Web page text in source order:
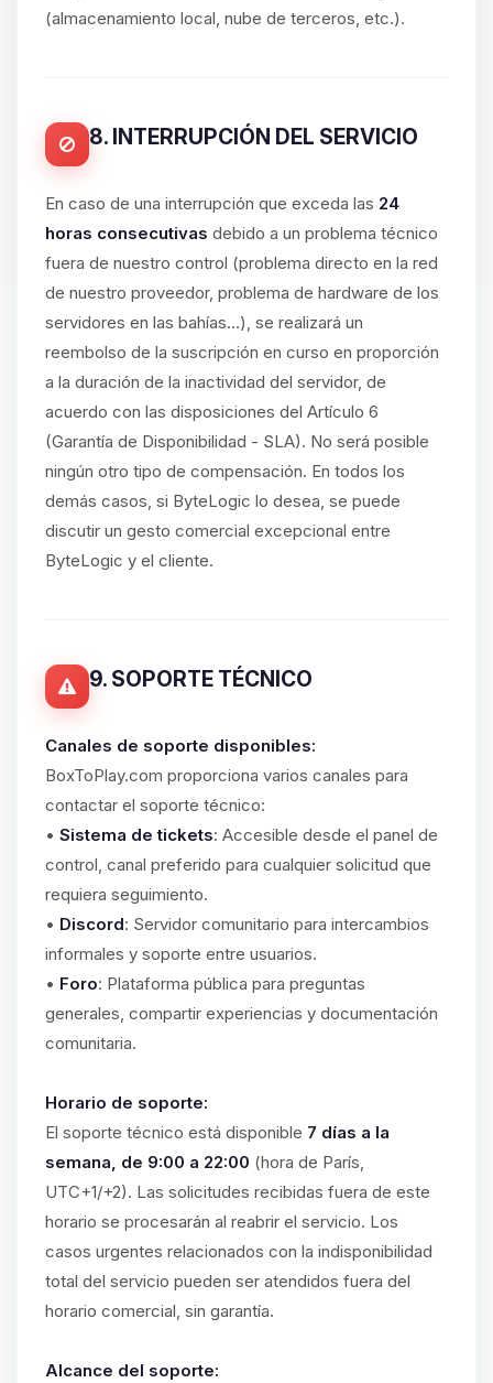
(almacenamiento local, nube de terceros, etc.).
8. INTERRUPCIÓN DEL SERVICIO
En caso de una interrupción que exceda las 24
horas consecutivas debido a un problema técnico
fuera de nuestro control (problema directo en la red
de nuestro proveedor, problema de hardware de los
servidores en las bahías...), se realizará un
reembolso de la suscripción en curso en proporción
a la duración de la inactividad del servidor, de
acuerdo con las disposiciones del Artículo 6
(Garantía de Disponibilidad - SLA). No será posible
ningún otro tipo de compensación. En todos los
demás casos, si ByteLogic lo desea, se puede
discutir un gesto comercial excepcional entre
ByteLogic y el cliente.
9. SOPORTE TÉCNICO
Canales de soporte disponibles:
BoxToPlay.com proporciona varios canales para
contactar el soporte técnico:
• Sistema de tickets: Accesible desde el panel de
control, canal preferido para cualquier solicitud que
requiera seguimiento.
• Discord: Servidor comunitario para intercambios
informales y soporte entre usuarios.
• Foro: Plataforma pública para preguntas
generales, compartir experiencias y documentación
comunitaria.
Horario de soporte:
El soporte técnico está disponible 7 días a la
semana, de 9:00 a 22:00 (hora de París,
UTC+1/+2). Las solicitudes recibidas fuera de este
horario se procesarán al reabrir el servicio. Los
casos urgentes relacionados con la indisponibilidad
total del servicio pueden ser atendidos fuera del
horario comercial, sin garantía.
Alcance del soporte: